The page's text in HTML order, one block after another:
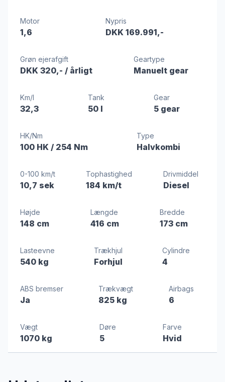
Motor
1,6
Nypris
DKK 169.991,-
Grøn ejerafgift
DKK 320,- / årligt
Geartype
Manuelt gear
Km/l
32,3
Tank
50 l
Gear
5 gear
HK/Nm
100 HK / 254 Nm
Type
Halvkombi
0-100 km/t
10,7 sek
Tophastighed
184 km/t
Drivmiddel
Diesel
Højde
148 cm
Længde
416 cm
Bredde
173 cm
Lasteevne
540 kg
Trækhjul
Forhjul
Cylindre
4
ABS bremser
Ja
Trækvægt
825 kg
Airbags
6
Vægt
1070 kg
Døre
5
Farve
Hvid